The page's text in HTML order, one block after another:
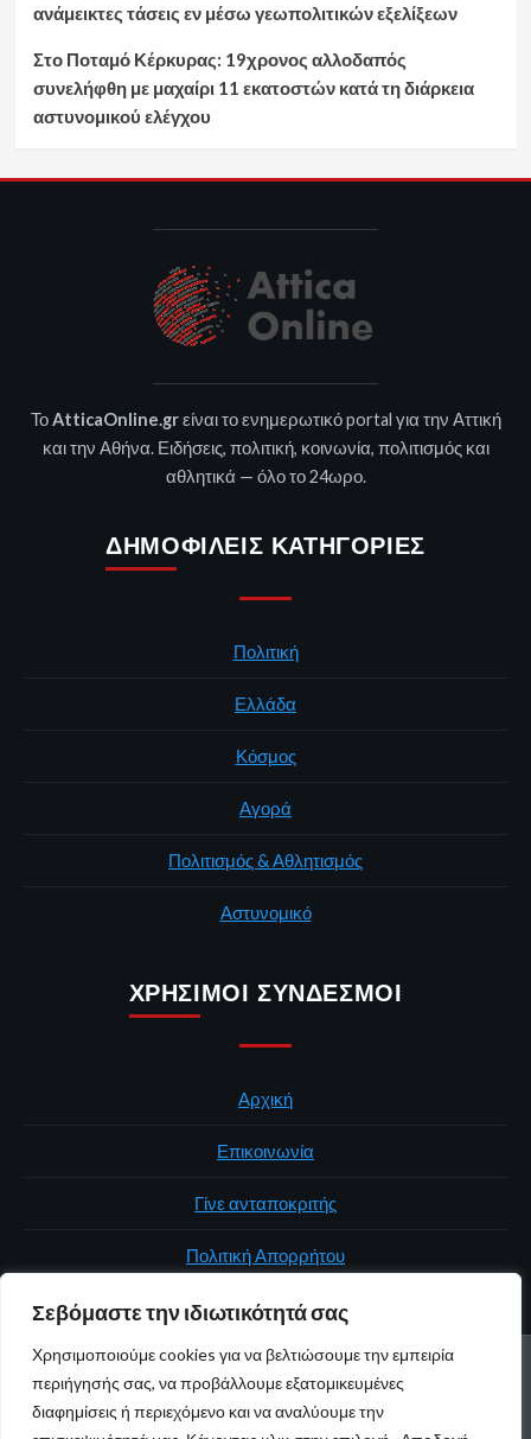
Σεβόμαστε την ιδιωτικότητά σας
Χρησιμοποιούμε cookies για να βελτιώσουμε την εμπειρία
περιήγησής σας, να προβάλλουμε εξατομικευμένες
διαφημίσεις ή περιεχόμενο και να αναλύουμε την
ανάμεικτες τάσεις εν μέσω γεωπολιτικών εξελίξεων
Στο Ποταμό Κέρκυρας: 19χρονος αλλοδαπός
συνελήφθη με μαχαίρι 11 εκατοστών κατά τη διάρκεια
αστυνομικού ελέγχου
ΤοAtticaOnline.grείναι το ενημερωτικό portal για την Αττική
και την Αθήνα. Ειδήσεις, πολιτική, κοινωνία, πολιτισμός και
αθλητικά — όλο το 24ωρο.
ΔΗΜΟΦΙΛΕΊΣ ΚΑΤΗΓΟΡΊΕΣ
Πολιτική
Ελλάδα
Κόσμος
Αγορά
Πολιτισμός & Αθλητισμός
Αστυνομικό
ΧΡΉΣΙΜΟΙ ΣΎΝΔΕΣΜΟΙ
Αρχική
Επικοινωνία
Γίνε ανταποκριτής
Πολιτική Απορρήτου
ΑΡΧΙΚΉ ΠΟΛΙΤΙΚΉ ΕΛΛΆΔΑ ΚΌΣΜΟΣ
ΕΠΙΚΟΙΝΩΝΊΑ